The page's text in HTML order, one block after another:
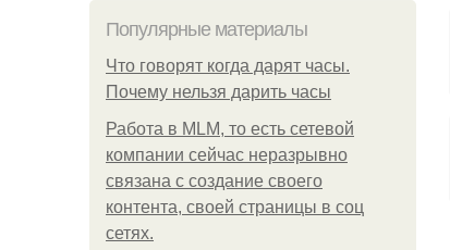
Популярные материалы
Что говорят когда дарят часы.
Почему нельзя дарить часы
Работа в MLM, то есть сетевой
компании сейчас неразрывно
связана с создание своего
контента, своей страницы в соц
сетях.